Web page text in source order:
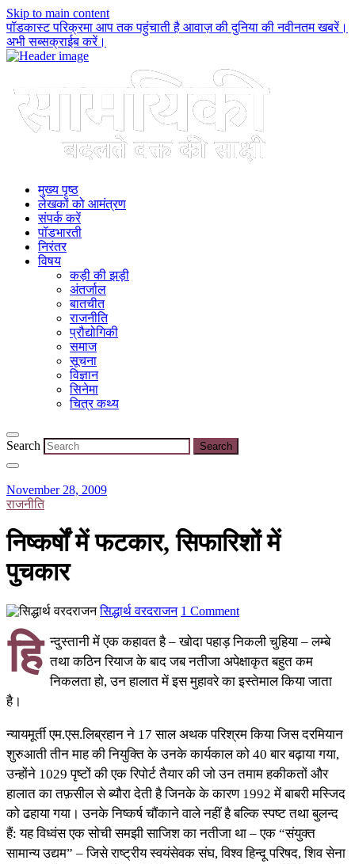
Skip to main content
पॉडकास्ट परिक्रमा आप तक पहुंचाती है आवाज़ की दुनिया की नवीनतम खबरें।
अभी सब्सक्राईब करें।
मुख्य पृष्ठ
लेखकों को आमंत्रण
संपर्क करें
पॉडभारती
निरंतर
विषय
कड़ी की झड़ी
अंतर्जाल
बातचीत
राजनीति
प्रौद्योगिकी
समाज
सूचना
विज्ञान
सिनेमा
चित्र कथ्य
Search
November 28, 2009
राजनीति
निष्कर्षों में फटकार, सिफारिशों में
पुचकार
सिद्धार्थ वरदराजन 1 Comment
हि न्दुस्तानी में एक कहावत है – खोदा पहाड़ निकली चुहिया – लम्बे
तथा कठिन रियाज के बाद जब नतीजा अपेक्षाकृत बहुत कम
निकलता हो, उन हालात में इस मुहावरे का इस्तेमाल किया जाता
है।
न्यायमूर्ती एम.एस.लिब्रहान ने 17 साल अथक परिश्रम किया जिस दरमियान
शुरुआती तीन माह की नियुक्ति के उनके कार्यकाल को 40 बार बढ़ाया गया,
उन्होंने 1029 पृष्टों की एक रिपोर्ट तैयार की जो उन तमाम हकीकतों और
हालात का तफ़सील से ब्यौरा देती है जिनके के कारण 1992 में बाबरी मस्जिद
को ढहाया गया। उनके निष्कर्ष चौंकाने वाले नहीं है बल्कि स्पष्ट तथा बुलन्द
हैं: यह विध्वंस एक सोची समझी साजिश का नतीजा था – एक “संयुक्त
सामान्य उद्यम” – जिसे राष्ट्रीय स्वयंसेवक संघ, विश्व हिन्दू परिषद, शिव सेना